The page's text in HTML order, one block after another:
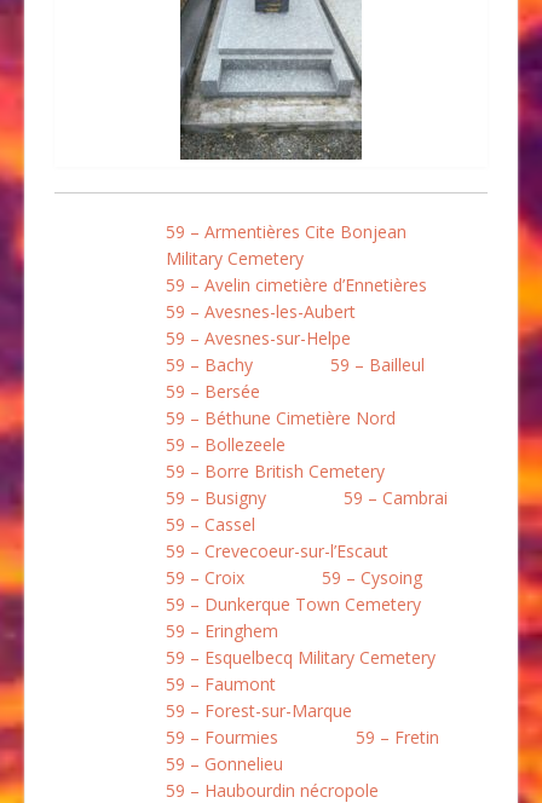
59 – Armentières Cite Bonjean
Military Cemetery
59 – Avelin cimetière d’Ennetières
59 – Avesnes-les-Aubert
59 – Avesnes-sur-Helpe
59 – Bachy
59 – Bailleul
59 – Bersée
59 – Béthune Cimetière Nord
59 – Bollezeele
59 – Borre British Cemetery
59 – Busigny
59 – Cambrai
59 – Cassel
59 – Crevecoeur-sur-l’Escaut
59 – Croix
59 – Cysoing
59 – Dunkerque Town Cemetery
59 – Eringhem
59 – Esquelbecq Military Cemetery
59 – Faumont
59 – Forest-sur-Marque
59 – Fourmies
59 – Fretin
59 – Gonnelieu
59 – Haubourdin nécropole